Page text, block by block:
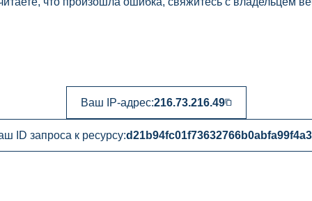
Ваш IP-адрес:216.73.216.49
ID запроса к ресурсу: